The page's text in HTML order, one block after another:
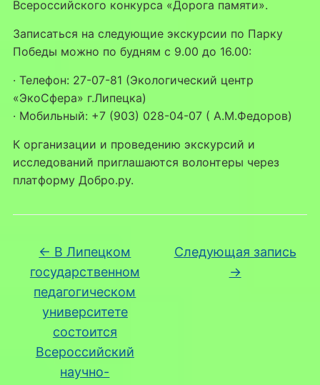
Всероссийского конкурса «Дорога памяти».
Записаться на следующие экскурсии по Парку
Победы можно по будням с 9.00 до 16.00:
· Телефон: 27-07-81 (Экологический центр
«ЭкоСфера» г.Липецка)
· Мобильный: +7 (903) 028-04-07 ( А.М.Федоров)
К организации и проведению экскурсий и
исследований приглашаются волонтеры через
платформу Добро.ру.
← В Липецком
государственном
педагогическом
университете
состоится
Всероссийский
научно-
Следующая запись
→